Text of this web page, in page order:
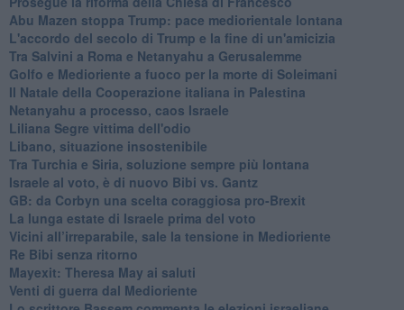
Abu Mazen stoppa Trump: pace mediorientale lontana
L'accordo del secolo di Trump e la fine di un'amicizia
Tra Salvini a Roma e Netanyahu a Gerusalemme
Golfo e Medioriente a fuoco per la morte di Soleimani
Il Natale della Cooperazione italiana in Palestina
Netanyahu a processo, caos Israele
Liliana Segre vittima dell'odio
Libano, situazione insostenibile
Tra Turchia e Siria, soluzione sempre più lontana
Israele al voto, è di nuovo Bibi vs. Gantz
GB: da Corbyn una scelta coraggiosa pro-Brexit
La lunga estate di Israele prima del voto
Vicini all’irreparabile, sale la tensione in Medioriente
Re Bibi senza ritorno
Mayexit: Theresa May ai saluti
Venti di guerra dal Medioriente